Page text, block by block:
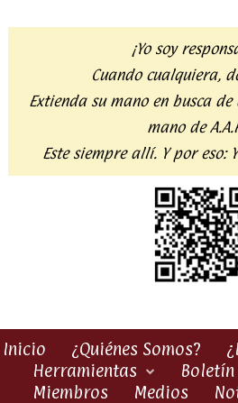
¡Yo soy
Cuando cualquiera,
Extienda su mano en busca de
mano de
Este siempre allí. Y por eso:
Inicio ¿Quiénes Somos?
Herramientas
Boletín
Miembros
Medios